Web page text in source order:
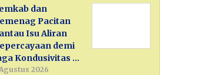
dan
Pacitan
Isu Aliran
demi
Kondusivitas …
2026